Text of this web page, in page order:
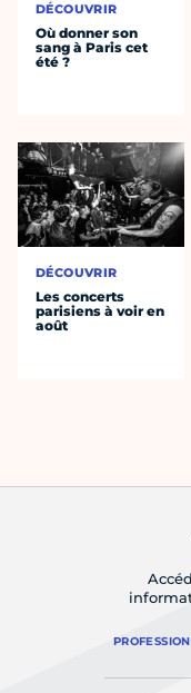
DÉCOUVRIR
Où donner son
sang à Paris cet
été ?
DÉCOUVRIR
Les concerts
parisiens à voir en
août